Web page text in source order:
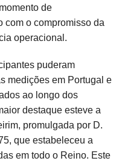
de
com o compromisso da
operacional.
puderam
medições em Portugal e
ao longo dos
destaque esteve a
promulgada por D.
que estabeleceu a
em todo o Reino. Este